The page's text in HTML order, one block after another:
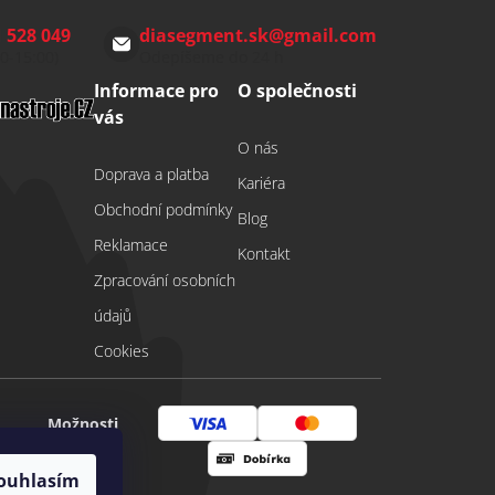
528 049 diasegment.sk@gmail.com
Informace pro
vás
Doprava a platba
Obchodní podmínky
Reklamace
Zpracování osobních
údajů
Cookies
O společnosti
O nás
Kariéra
Blog
Kontakt
Možnosti
platby
Mastercard